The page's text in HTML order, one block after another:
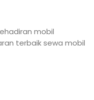
mobil
terbaik sewa mobil